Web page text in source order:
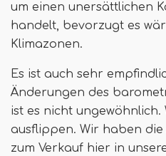
um einen unersättlichen
handelt, bevorzugt es
Klimazonen.
Es ist auch sehr
Änderungen des
ist es nicht ungewöhnlich.
ausflippen. Wir haben die
zum Verkauf hier in